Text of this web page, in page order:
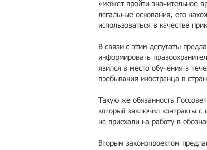
«может пройти значительное
легальные основания, его
использоваться в качестве
В связи с этим депутаты
информировать
явился в место обучения в
пребывания иностранца в
Такую же обязанность
который заключил контракты
не приехали на работу в
Вторым законопроектом